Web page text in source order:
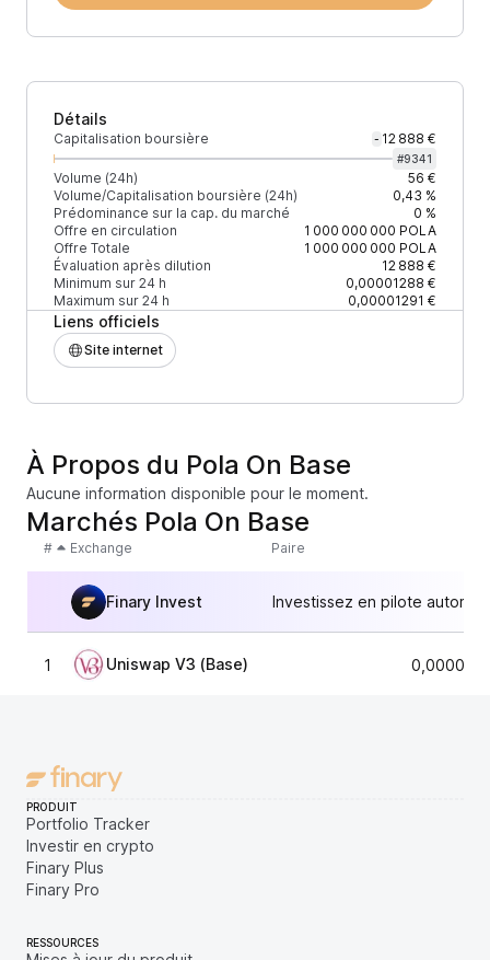
Détails
Capitalisation boursière - 12 888 €
#9341
Volume (24h)
56 €
Volume/Capitalisation boursière (24h)
0,43 %
Prédominance sur la cap. du marché
0 %
Offre en circulation
1 000 000 000 POLA
Offre Totale
1 000 000 000 POLA
Évaluation après dilution
12 888 €
Minimum sur 24 h
0,00001288 €
Maximum sur 24 h
0,00001291 €
Liens officiels
Site internet
À Propos du Pola On Base
Aucune information disponible pour le moment.
Marchés Pola On Base
# Exchange Paire
Finary Invest Investissez en pilote
1 Uniswap V3 (Base)
PRODUIT
Portfolio Tracker
Investir en crypto
Finary Plus
Finary Pro
RESSOURCES